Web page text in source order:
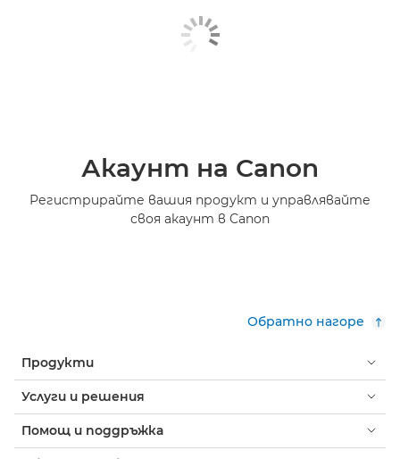
Акаунт на Canon
Регистрирайте вашия продукт и управлявайте
своя акаунт в Canon
Обратно нагоре
Продукти
Услуги и решения
Помощ и поддръжка